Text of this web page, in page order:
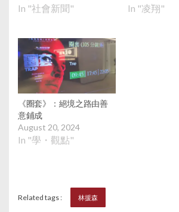
In "社會新聞" In "凌翔"
《圈套》：絕境之路由善
意鋪成
August 20, 2024
In "學・觀點"
Related tags : 林援森